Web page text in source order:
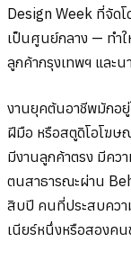
Design Week ที่จัด
เป็นศูนย์กลาง — ทำ
ลูกค้ากรุงเทพฯ และน
งานยุคต้นอาชีพมักอ
ฝีมือ หรือสตูดิโอโฆษ
มีงานลูกค้าตรง มีคว
ตนสาธารณะผ่าน
สิบปี คนที่ประสบควา
เนียร์หนึ่งหรือสองค